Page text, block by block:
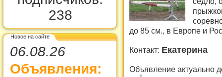
238
Новое на сайте
06.08.26
Объявления:
до 85 см., в Европе и
Контакт: Екатерина
Объявление актуально